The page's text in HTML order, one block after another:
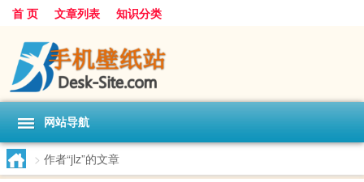
首 页 文章列表 知识分类
网站导航
> 作者“jlz”的文章